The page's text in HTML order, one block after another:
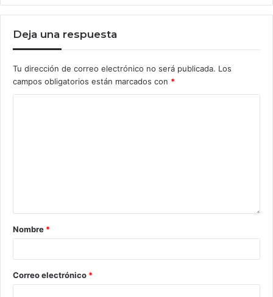
Deja una respuesta
Tu dirección de correo electrónico no será publicada. Los
campos obligatorios están marcados con *
Nombre *
Correo electrónico *